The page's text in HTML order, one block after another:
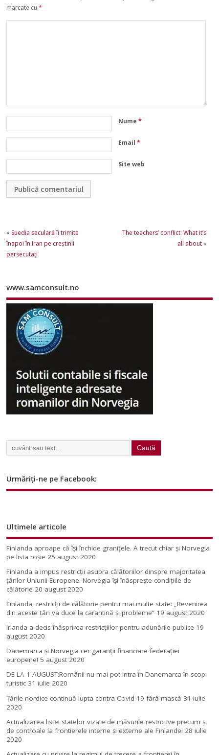
marcate cu*
Nume*
Email*
Site web
« Suedia seculară îi trimite
înapoi în Iran pe creştinii
persecutaţi
The teachers’ conflict: What it’s
all about»
www.samconsult.no
Urmăriți-ne pe Facebook:
Ultimele articole
Finlanda aproape că își închide granițele. A trecut chiar și Norvegia
pe lista roșie 25 august 2020
Finlanda a impus restricţii asupra călătoriilor dinspre majoritatea
ţărilor Uniunii Europene. Norvegia își înăsprește condițiile de
călătorie 20 august 2020
Finlanda, restricţii de călătorie pentru mai multe state: „Revenirea
din aceste ţări va duce la carantină şi probleme” 19 august 2020
Irlanda a decis înăsprirea restricțiilor pentru adunările publice 19
august 2020
Danemarca și Norvegia cer garanții financiare federației
europene! 5 august 2020
DE LA 1 AUGUST:Românii nu mai pot intra în Danemarca în scop
turistic 31 iulie 2020
Țările nordice continuă lupta contra Covid-19 fără mască 31 iulie
2020
Actualizarea listei statelor vizate de măsurile restrictive precum și
de controale la frontierele interne și externe ale Finlandei 28 iulie
2020